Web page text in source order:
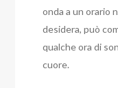
onda a un orario
desidera, può
qualche ora di
cuore.